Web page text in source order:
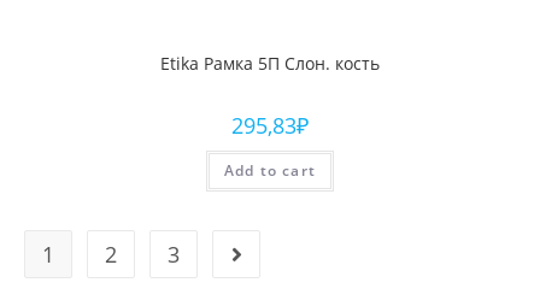
Etika Рамка 5П Слон. кость
295,83₽
Add to cart
1 2 3